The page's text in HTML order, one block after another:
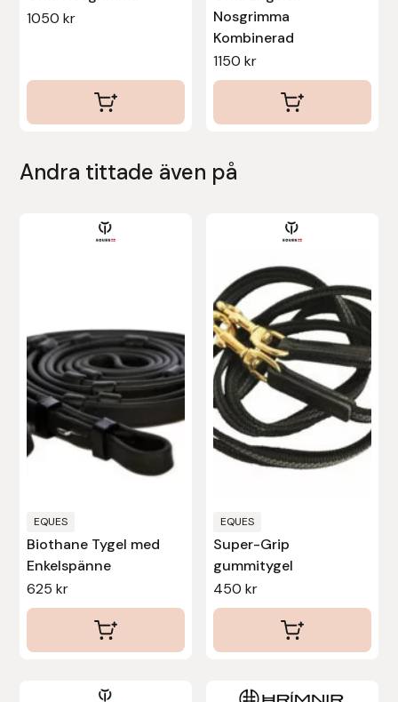
1050kr
Nosgrimma
Kombinerad
1150 kr
Andra tittade även på
EQUES
Biothane Tygel med
Enkelspänne
625kr
EQUES
Super-Grip
gummitygel
450 kr
produkten
har
flera
varianter.
De
olika
alternativen
kan
produktsidan
Stina Helmersson Bokförlag
Tear-Aid
Tekna
Trikem
Tunahaken
Uhip
Vals
Veredus
Walsh